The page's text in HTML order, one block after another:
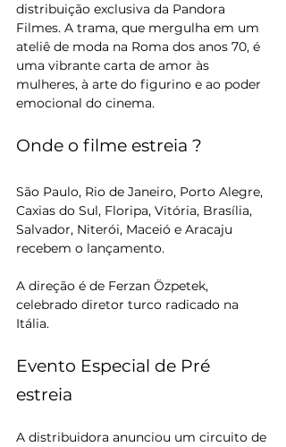
distribuição exclusiva da Pandora
Filmes. A trama, que mergulha em um
ateliê de moda na Roma dos anos 70, é
uma vibrante carta de amor às
mulheres, à arte do figurino e ao poder
emocional do cinema.
Onde o filme estreia ?
São Paulo, Rio de Janeiro, Porto Alegre,
Caxias do Sul, Floripa, Vitória, Brasília,
Salvador, Niterói, Maceió e Aracaju
recebem o lançamento.
A direção é de Ferzan Özpetek,
celebrado diretor turco radicado na
Itália.
Evento Especial de Pré
estreia
A distribuidora anunciou um circuito de